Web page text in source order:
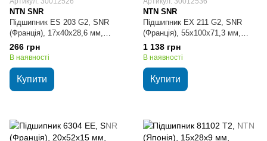
NTN SNR
Підшипник ES 203 G2, SNR
(Франція), 17х40х28,6 мм,
кульковий радіальний
266 грн
В наявності
Купити
NTN SNR
Підшипник EX 211 G2, SNR
(Франція), 55х100х71,3 мм,
кульковий радіальний
1 138 грн
В наявності
Купити